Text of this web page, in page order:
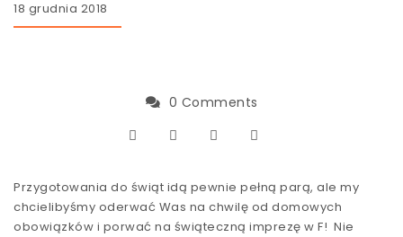
18 grudnia 2018
0 Comments
Przygotowania do świąt idą pewnie pełną parą, ale my
chcielibyśmy oderwać Was na chwilę od domowych
obowiązków i porwać na świąteczną imprezę w F! Nie